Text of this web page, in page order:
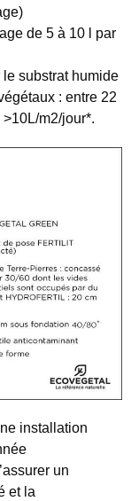
de 5 à 10 l par
substrat humide
: entre 22
>10L/m2/jour*.
installation
un
et la